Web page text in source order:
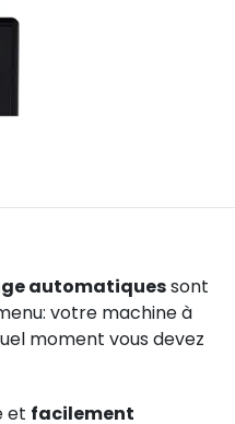
automatiquessont
votre machine à
moment vous devez
et facilement